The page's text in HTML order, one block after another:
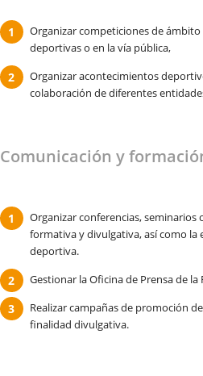
Organizar competiciones de
deportivas o en la vía pública,
Organizar acontecimientos
colaboración de diferentes
Comunicación y
Organizar conferencias,
formativa y divulgativa, así como la
deportiva.
Gestionar la Oficina de Prensa de
Realizar campañas de promoción
finalidad divulgativa.